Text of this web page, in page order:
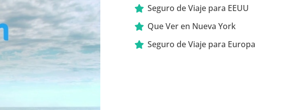
Seguro de Viaje para EEUU
Que Ver en Nueva York
Seguro de Viaje para Europa